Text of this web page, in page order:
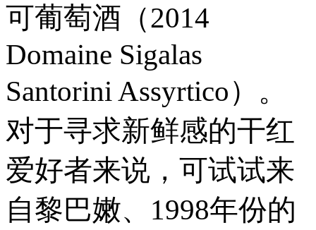
可葡萄酒（2014
Domaine Sigalas
Santorini Assyrtico）。
对于寻求新鲜感的干红
爱好者来说，可试试来
自黎巴嫩、1998年份的